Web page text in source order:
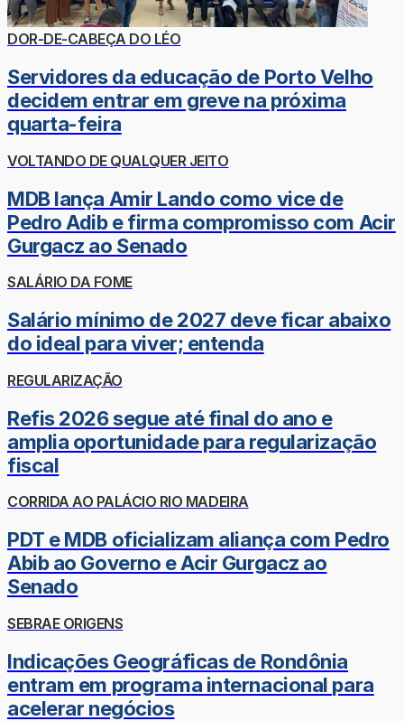
DOR-DE-CABEÇA DO LÉO
Servidores da educação de Porto Velho
decidem entrar em greve na próxima
quarta-feira
VOLTANDO DE QUALQUER JEITO
MDB lança Amir Lando como vice de
Pedro Adib e firma compromisso com Acir
Gurgacz ao Senado
SALÁRIO DA FOME
Salário mínimo de 2027 deve ficar abaixo
do ideal para viver; entenda
REGULARIZAÇÃO
Refis 2026 segue até final do ano e
amplia oportunidade para regularização
fiscal
CORRIDA AO PALÁCIO RIO MADEIRA
PDT e MDB oficializam aliança com Pedro
Abib ao Governo e Acir Gurgacz ao
Senado
SEBRAE ORIGENS
Indicações Geográficas de Rondônia
entram em programa internacional para
acelerar negócios